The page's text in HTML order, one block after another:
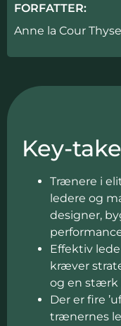
Key-
Trænere i
ledere og
designer,
Effektiv
kræver
og en
Der er fire
trænernes
FORFATTER:
Anne la Cour